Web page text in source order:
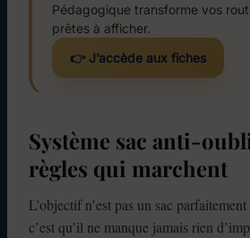
Pédagogique transforme vos
prêtes à afficher.
👉 J’accède aux fiches
Système sac anti-
règles qui marchent
L’objectif n’est pas un sac
c’est qu’il ne manque jamais rien